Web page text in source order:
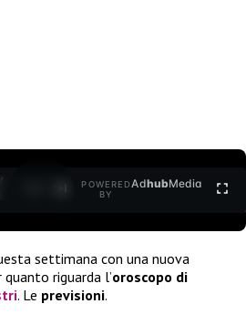
POWERED
BY
AdhubMedia
settimana con una nuova
riguarda l’oroscopo di
. Le previsioni.